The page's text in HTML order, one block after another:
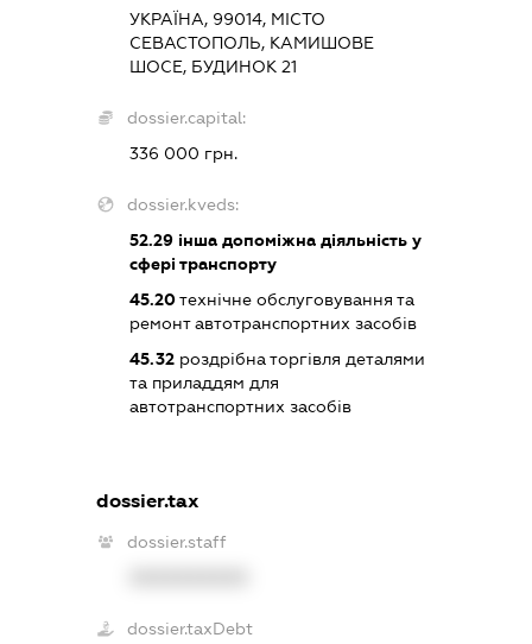
УКРАЇНА, 99014, МІСТО
СЕВАСТОПОЛЬ, КАМИШОВЕ
ШОСЕ, БУДИНОК 21
dossier.capital:
336 000 грн.
dossier.kveds:
52.29 інша допоміжна діяльність у
сфері транспорту
45.20технічне обслуговування та
ремонт автотранспортних засобів
45.32 роздрібна торгівля деталями
та приладдям для
автотранспортних засобів
dossier.tax
dossier.staff
dossier.taxDebt